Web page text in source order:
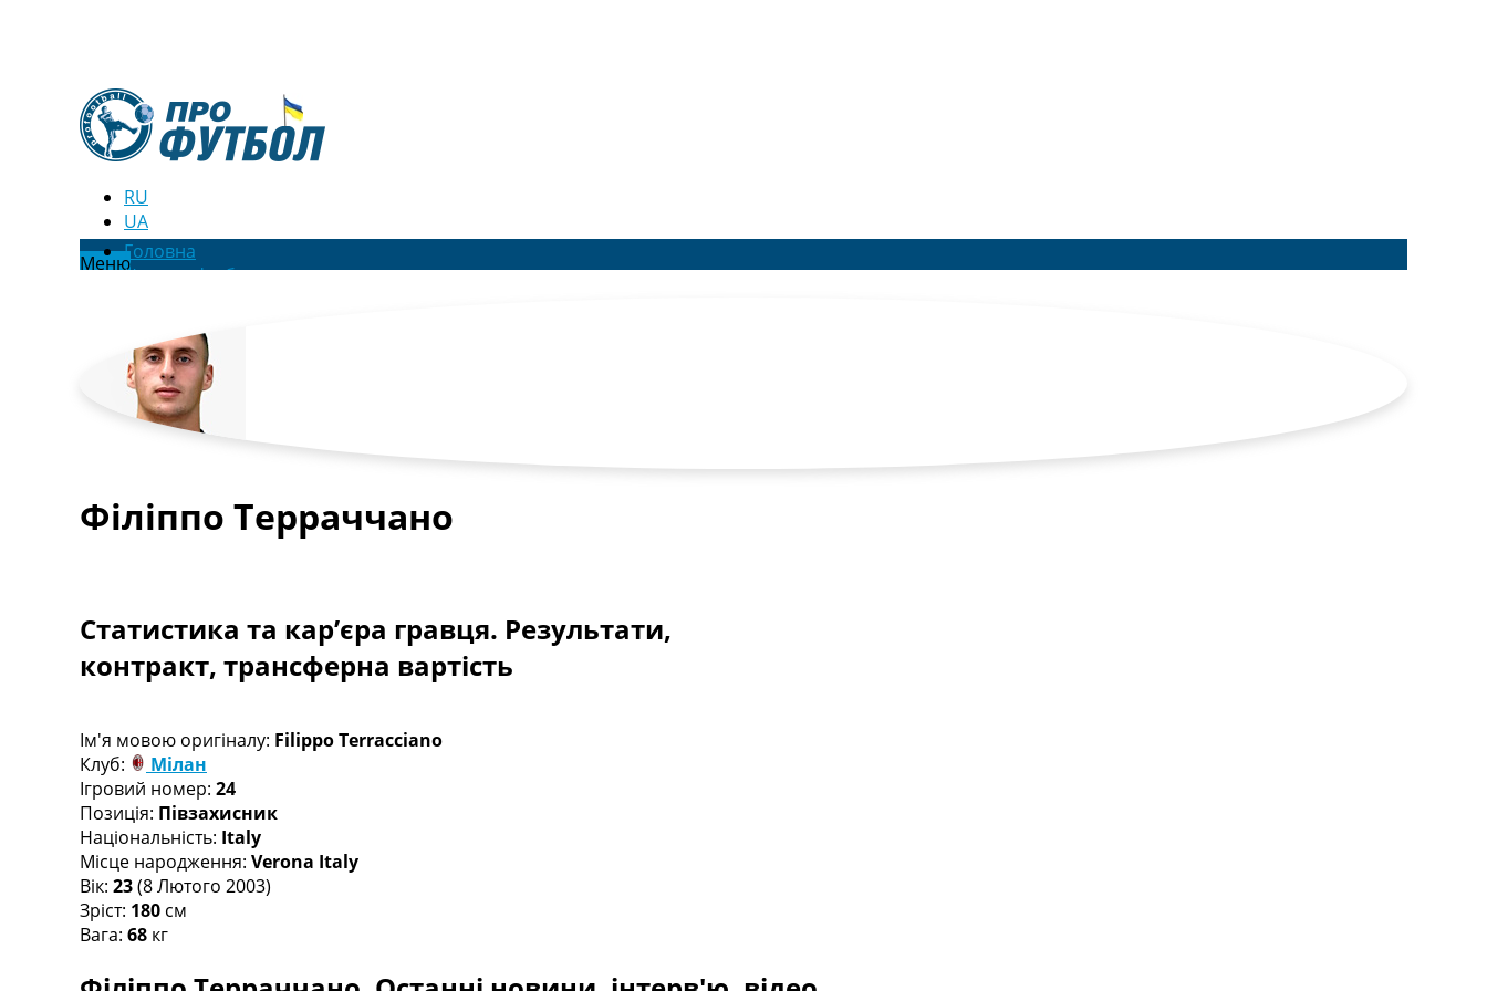
RU
UA
МенюГоловна
Новини футболу
Футбольні трансфери
Останні коментарі
Конкурс прогнозів
Логін
Турніри
Чемпіонат Світу
Англія. Прем’єр-Ліга
Іспанія. Ла Ліга
Ще Турніри >>>
Чемпіонат Світу. Турнирні таблиці
Таблиця УПЛ
Перша Ліга
Таблиця АПЛ
Таблиця Ла Ліги
Таблиця Ліги Чемпіонів
Всі таблиці >>>
Рейтинги
Рейтинг ФІФА
Філіппо Терраччано
Статистика та кар’єра гравця. Результати,
контракт, трансферна вартість
Ім'я мовою оригіналу: Filippo Terracciano
Клуб:
Мілан
Ігровий номер: 24
Позиція: Півзахисник
Національність: Italy
Місце народження: Verona Italy
Вік: 23(8 Лютого 2003)
Зріст: 180 см
Вага: 68 кг